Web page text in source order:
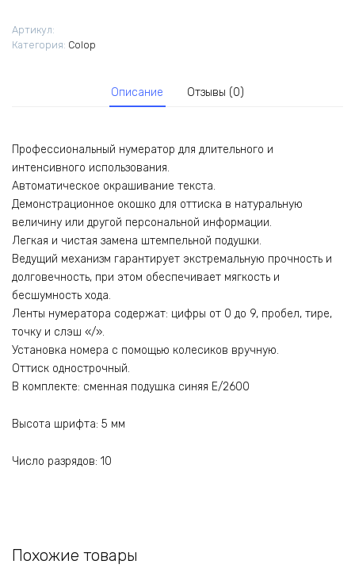
Высота
Артикул:
Категория: Colop
Описание Отзывы (0)
Профессиональный нумератор для длительного и
интенсивного использования.
Автоматическое окрашивание текста.
Демонстрационное окошко для оттиска в натуральную
величину или другой персональной информации.
Легкая и чистая замена штемпельной подушки.
Ведущий механизм гарантирует экстремальную прочность и
долговечность, при этом обеспечивает мягкость и
бесшумность хода.
Ленты нумератора содержат: цифры от 0 до 9, пробел, тире,
точку и слэш «/».
Установка номера с помощью колесиков вручную.
Оттиск однострочный.
В комплекте: сменная подушка синяя E/2600
Высота шрифта: 5 мм
Число разрядов: 10
Похожие товары